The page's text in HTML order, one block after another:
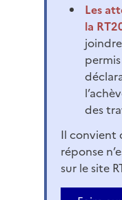
Les
la
des
Il convient
réponse
sur le site